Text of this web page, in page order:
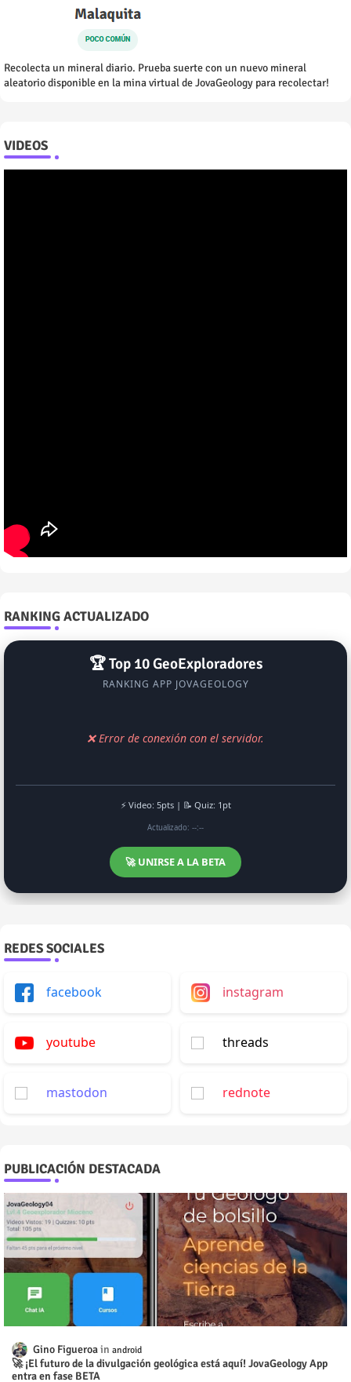
Recolecta un mineral diario. Prueba suerte con un nuevo mineral
aleatorio disponible en la mina virtual de JovaGeology para recolectar!
VIDEOS
RANKING ACTUALIZADO
🏆 Top 10 GeoExploradores
RANKING APP JOVAGEOLOGY
❌ Error de conexión con el servidor.
⚡ Video: 5pts | 📝 Quiz: 1pt
Actualizado: --:--
🚀 UNIRSE A LA BETA
REDES SOCIALES
facebook instagram
youtube threads
mastodon rednote
PUBLICACIÓN DESTACADA
Gino Figueroa android
🚀 ¡El futuro de la divulgación geológica está aquí! JovaGeology App
entra en fase BETA